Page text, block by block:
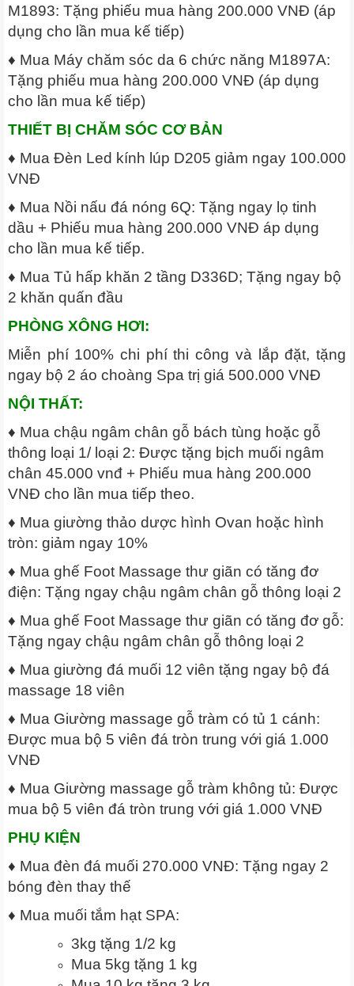
M1893: Tặng phiếu mua hàng 200.000 VNĐ (áp
dụng cho lần mua kế tiếp)
♦ Mua Máy chăm sóc da 6 chức năng M1897A:
Tặng phiếu mua hàng 200.000 VNĐ (áp dụng
cho lần mua kế tiếp)
THIẾT BỊ CHĂM SÓC CƠ BẢN
♦ Mua Đèn Led kính lúp D205 giảm ngay 100.000
VNĐ
♦ Mua Nồi nấu đá nóng 6Q: Tặng ngay lọ tinh
dầu + Phiếu mua hàng 200.000 VNĐ áp dụng
cho lần mua kế tiếp.
♦ Mua Tủ hấp khăn 2 tầng D336D; Tặng ngay bộ
2 khăn quấn đầu
PHÒNG XÔNG HƠI:
Miễn phí 100% chi phí thi công và lắp đặt, tặng
ngay bộ 2 áo choàng Spa trị giá 500.000 VNĐ
NỘI THẤT:
♦ Mua chậu ngâm chân gỗ bách tùng hoặc gỗ
thông loại 1/ loại 2: Được tặng bịch muối ngâm
chân 45.000 vnđ + Phiếu mua hàng 200.000
VNĐ cho lần mua tiếp theo.
♦ Mua giường thảo dược hình Ovan hoặc hình
tròn: giảm ngay 10%
♦ Mua ghế Foot Massage thư giãn có tăng đơ
điện: Tặng ngay chậu ngâm chân gỗ thông loại 2
♦ Mua ghế Foot Massage thư giãn có tăng đơ gỗ:
Tặng ngay chậu ngâm chân gỗ thông loại 2
♦ Mua giường đá muối 12 viên tặng ngay bộ đá
massage 18 viên
♦ Mua Giường massage gỗ tràm có tủ 1 cánh:
Được mua bộ 5 viên đá tròn trung với giá 1.000
VNĐ
♦ Mua Giường massage gỗ tràm không tủ: Được
mua bộ 5 viên đá tròn trung với giá 1.000 VNĐ
PHỤ KIỆN
♦ Mua đèn đá muối 270.000 VNĐ: Tặng ngay 2
bóng đèn thay thế
♦ Mua muối tắm hạt SPA:
3kg tặng 1/2 kg
Mua 5kg tặng 1 kg